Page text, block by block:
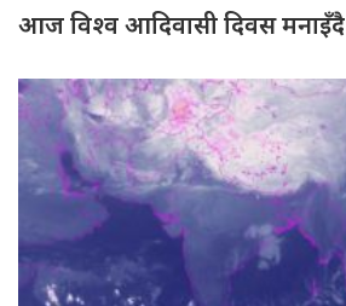
आज विश्व आदिवासी दिवस मनाइँदै